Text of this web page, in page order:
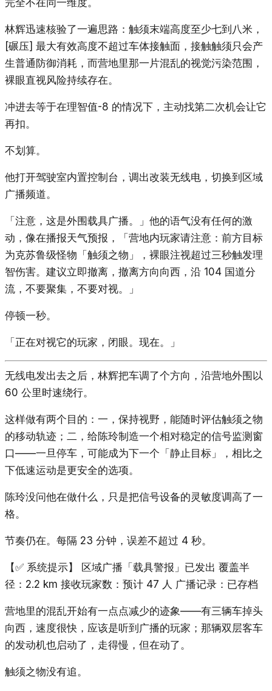
完全不在同一维度。
林辉迅速核验了一遍思路：触须末端高度至少七到八米，
[碾压] 最大有效高度不超过车体接触面，接触触须只会产
生普通防御消耗，而营地里那一片混乱的视觉污染范围，
裸眼直视风险持续存在。
冲进去等于在理智值-8 的情况下，主动找第二次机会让它
再扣。
不划算。
他打开驾驶室内置控制台，调出改装无线电，切换到区域
广播频道。
「注意，这是外围载具广播。」他的语气没有任何的激
动，像在播报天气预报，「营地内玩家请注意：前方目标
为克苏鲁级怪物「触须之物」，裸眼注视超过三秒触发理
智伤害。建议立即撤离，撤离方向向西，沿 104 国道分
流，不要聚集，不要对视。」
停顿一秒。
「正在对视它的玩家，闭眼。现在。」
无线电发出去之后，林辉把车调了个方向，沿营地外围以
60 公里时速绕行。
这样做有两个目的：一，保持视野，能随时评估触须之物
的移动轨迹；二，给陈玲制造一个相对稳定的信号监测窗
口——一旦停车，可能成为下一个「静止目标」，相比之
下低速运动是更安全的选项。
陈玲没问他在做什么，只是把信号设备的灵敏度调高了一
格。
节奏仍在。每隔 23 分钟，误差不超过 4 秒。
【✅ 系统提示】 区域广播「载具警报」已发出 覆盖半
径：2.2 km 接收玩家数：预计 47 人 广播记录：已存档
营地里的混乱开始有一点点减少的迹象——有三辆车掉头
向西，速度很快，应该是听到广播的玩家；那辆双层客车
的发动机也启动了，走得慢，但在动了。
触须之物没有追。